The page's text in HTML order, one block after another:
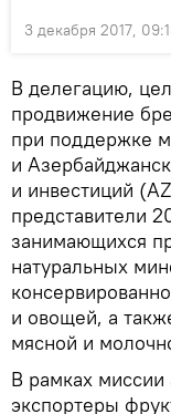
3 декабря 2017,
В делегацию,
продвижение
при поддержке
и
и инвестиций
представители
занимающихся
натуральных
и овощей, а
мясной и
В рамках
экспортеры